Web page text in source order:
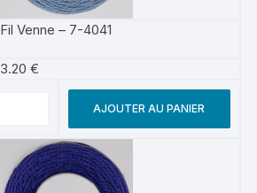
Fil Venne – 7-4041
3.20€
AJOUTER AU PANIER